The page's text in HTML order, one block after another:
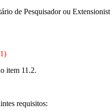
de Pesquisador ou
item 11.2.
requisitos: